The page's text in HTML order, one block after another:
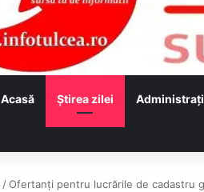
Acasă Ştirea zilei
/Ofertanţi pentru lucrările de cadastru